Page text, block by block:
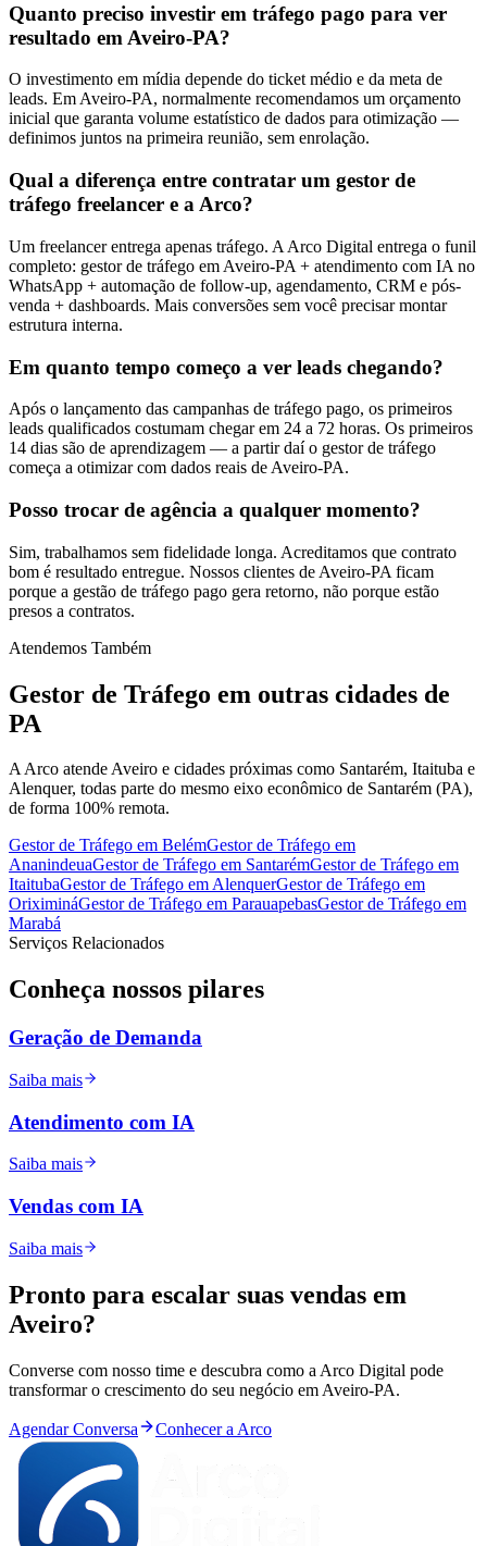
Quanto preciso investir em tráfego pago para ver
resultado em Aveiro-PA?
O investimento em mídia depende do ticket médio e da meta de
leads. Em Aveiro-PA, normalmente recomendamos um orçamento
inicial que garanta volume estatístico de dados para otimização —
definimos juntos na primeira reunião, sem enrolação.
Qual a diferença entre contratar um gestor de
tráfego freelancer e a Arco?
Um freelancer entrega apenas tráfego. A Arco Digital entrega o funil
completo: gestor de tráfego em Aveiro-PA + atendimento com IA no
WhatsApp + automação de follow-up, agendamento, CRM e pós-
venda + dashboards. Mais conversões sem você precisar montar
estrutura interna.
Em quanto tempo começo a ver leads chegando?
Após o lançamento das campanhas de tráfego pago, os primeiros
leads qualificados costumam chegar em 24 a 72 horas. Os primeiros
14 dias são de aprendizagem — a partir daí o gestor de tráfego
começa a otimizar com dados reais de Aveiro-PA.
Posso trocar de agência a qualquer momento?
Sim, trabalhamos sem fidelidade longa. Acreditamos que contrato
bom é resultado entregue. Nossos clientes de Aveiro-PA ficam
porque a gestão de tráfego pago gera retorno, não porque estão
presos a contratos.
Atendemos Também
Gestor de Tráfego em outras cidades de
PA
A Arco atende Aveiro e cidades próximas como Santarém, Itaituba e
Alenquer, todas parte do mesmo eixo econômico de Santarém (PA),
de forma 100% remota.
Gestor de Tráfego em BelémGestor de Tráfego em
AnanindeuaGestor de Tráfego em SantarémGestor de Tráfego em
ItaitubaGestor de Tráfego emAlenquerGestor de Tráfego em
OriximináGestor de Tráfego em ParauapebasGestor de Tráfego em
Marabá
Serviços Relacionados
Conheça nossos pilares
Geração de Demanda
Saiba mais
Atendimento com IA
Saiba mais
Vendas com IA
Saiba mais
Pronto para escalar suas vendas em
Aveiro?
Converse com nosso time e descubra como a Arco Digital pode
transformar o crescimento do seu negócio em Aveiro-PA.
Agendar Conversa Conhecer a Arco